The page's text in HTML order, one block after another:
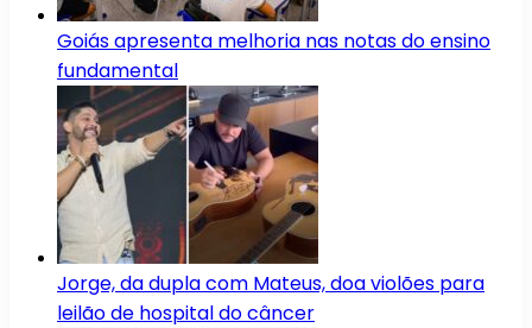
Goiás apresenta melhoria nas notas do ensino
fundamental
Jorge, da dupla com Mateus, doa violões para
leilão de hospital do câncer